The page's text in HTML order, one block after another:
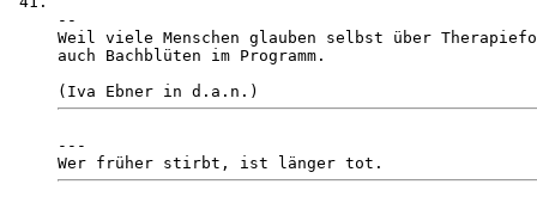
--
Weil viele Menschen glauben selbst über
auch Bachblüten im Programm.
---